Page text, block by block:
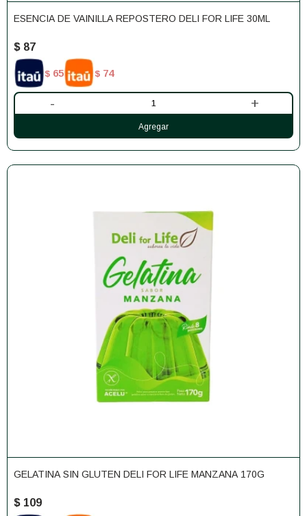
ESENCIA DE VAINILLA REPOSTERO DELI FOR LIFE 30ML
$ 87
$ 65 $ 74
- +
GELATINA SIN GLUTEN DELI FOR LIFE MANZANA 170G
$ 109